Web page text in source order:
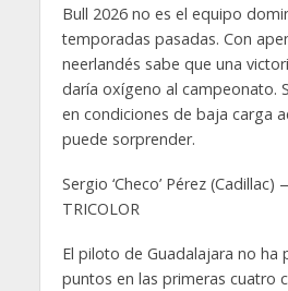
Bull 2026 no es el equipo
temporadas pasadas. Con
neerlandés sabe que una
daría oxígeno al campeonato.
en condiciones de baja carga
puede sorprender.
Sergio ‘Checo’ Pérez (Cadillac)
TRICOLOR
El piloto de Guadalajara no ha
puntos en las primeras cuatro